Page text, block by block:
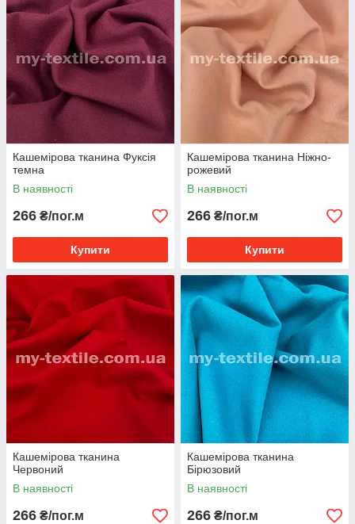
Кашемірова тканина Фуксія
темна
В наявності
266 ₴/пог.м
Купити
Кашемірова тканина Ніжно-
рожевий
В наявності
266 ₴/пог.м
Купити
Кашемірова тканина
Червоний
В наявності
266 ₴/пог.м
Кашемірова тканина
Бірюзовий
В наявності
266 ₴/пог.м